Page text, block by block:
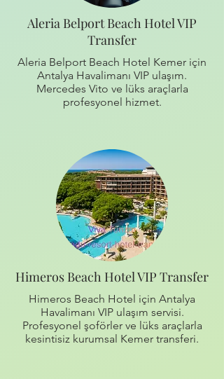
Aleria Belport Beach Hotel VIP
Transfer
Aleria Belport Beach Hotel Kemer için
Antalya Havalimanı VIP ulaşım.
Mercedes Vito ve lüks araçlarla
profesyonel hizmet.
Himeros Beach Hotel VIP Transfer
Himeros Beach Hotel için Antalya
Havalimanı VIP ulaşım servisi.
Profesyonel şoförler ve lüks araçlarla
kesintisiz kurumsal Kemer transferi.